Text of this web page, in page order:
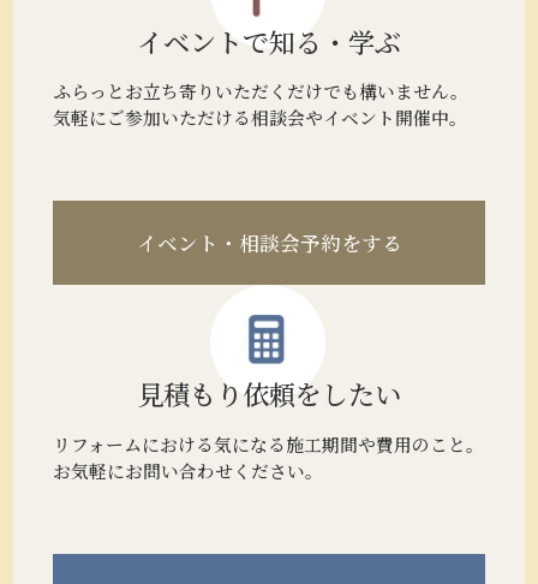
イベントで知る・学ぶ
ふらっとお立ち寄りいただくだけでも構いません。
気軽にご参加いただける相談会やイベント開催中。
イベント・相談会予約をする
見積もり依頼をしたい
リフォームにおける気になる施工期間や費用のこと。
お気軽にお問い合わせください。